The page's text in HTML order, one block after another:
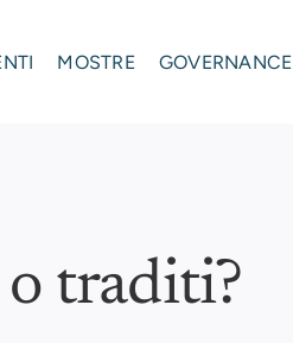
MOSTRE GOVERNANCE
traditi?